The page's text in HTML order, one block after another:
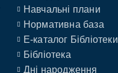
Навчальні плани
Нормативна база
E-каталог Бібліотеки
Бібліотека
Дні народження